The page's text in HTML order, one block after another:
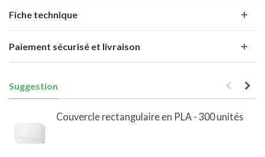
Fiche technique
Paiement sécurisé et livraison
Suggestion
Couvercle rectangulaire en PLA - 300 unités